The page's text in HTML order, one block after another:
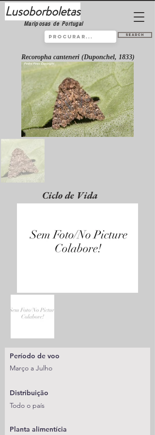
Lusoborboletas
Mariposas de Portugal
Search
Recoropha canteneri (Duponchel, 1833)
Ciclo de Vida
Período de voo
Março a Julho
Distribuição
Todo o país
Planta alimentícia